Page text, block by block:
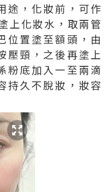
途，化妝前，可作
上化妝水，取兩管
位置塗至額頭，由
壓頸，之後再塗上
粉底加入一至兩滴
持久不脫妝，妝容